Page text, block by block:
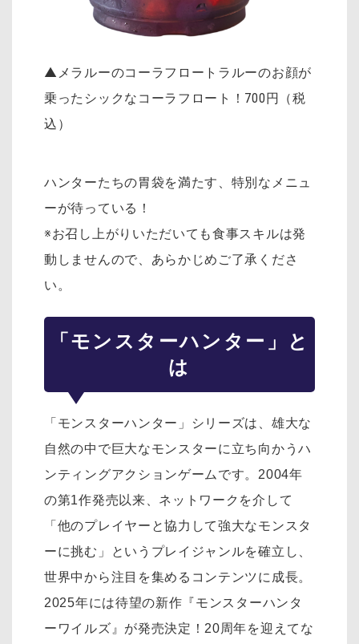
▲メラルーのコーラフロートラルーのお顔が
乗ったシックなコーラフロート！700円（税
込）
ハンターたちの胃袋を満たす、特別なメニュ
ーが待っている！
※お召し上がりいただいても食事スキルは発
動しませんので、あらかじめご了承くださ
い。
「モンスターハンター」と
は
「モンスターハンター」シリーズは、雄大な
自然の中で巨大なモンスターに立ち向かうハ
ンティングアクションゲームです。2004年
の第1作発売以来、ネットワークを介して
「他のプレイヤーと協力して強大なモンスタ
ーに挑む」というプレイジャンルを確立し、
世界中から注目を集めるコンテンツに成長。
2025年には待望の新作『モンスターハンタ
ーワイルズ』が発売決定！20周年を迎えてな